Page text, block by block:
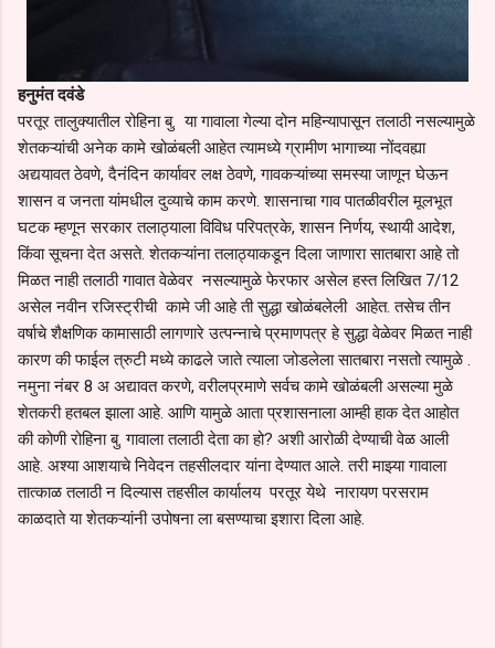
हनुमंत दवंडे
परतूर तालुक्यातील रोहिना बु. या गावाला गेल्या दोन महिन्यापासून तलाठी नसल्यामुळे
शेतकऱ्यांची अनेक कामे खोळंबली आहेत त्यामध्ये ग्रामीण भागाच्या नोंदवह्या
अद्ययावत ठेवणे, दैनंदिन कार्यावर लक्ष ठेवणे, गावकऱ्यांच्या समस्या जाणून घेऊन
शासन व जनता यांमधील दुव्याचे काम करणे. शासनाचा गाव पातळीवरील मूलभूत
घटक म्हणून सरकार तलाठ्याला विविध परिपत्रके, शासन निर्णय, स्थायी आदेश,
किंवा सूचना देत असते. शेतकऱ्यांना तलाठ्याकडून दिला जाणारा सातबारा आहे तो
मिळत नाही तलाठी गावात वेळेवर नसल्यामुळे फेरफार असेल हस्त लिखित 7/12
असेल नवीन रजिस्ट्रीची कामे जी आहे ती सुद्धा खोळंबलेली आहेत. तसेच तीन
वर्षाचे शैक्षणिक कामासाठी लागणारे उत्पन्नाचे प्रमाणपत्र हे सुद्धा वेळेवर मिळत नाही
कारण की फाईल त्रुटी मध्ये काढले जाते त्याला जोडलेला सातबारा नसतो त्यामुळे .
नमुना नंबर 8 अ अद्यावत करणे, वरीलप्रमाणे सर्वच कामे खोळंबली असल्या मुळे
शेतकरी हतबल झाला आहे. आणि यामुळे आता प्रशासनाला आम्ही हाक देत आहोत
की कोणी रोहिना बु. गावाला तलाठी देता का हो? अशी आरोळी देण्याची वेळ आली
आहे. अश्या आशयाचे निवेदन तहसीलदार यांना देण्यात आले. तरी माझ्या गावाला
तात्काळ तलाठी न दिल्यास तहसील कार्यालय परतूर येथे नारायण परसराम
काळदाते या शेतकऱ्यांनी उपोषना ला बसण्याचा इशारा दिला आहे.